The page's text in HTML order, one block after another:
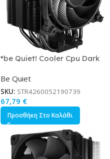
*be Quiet! Cooler Cpu Dark
Be Quiet
SKU: STR4260052190739
67,79 €
Προσθήκη Στο Καλάθι